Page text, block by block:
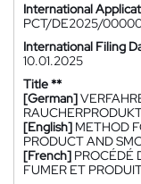
International
PCT/DE2025/
International Filing
10.01.2025
Title **
[German]
[English] METHOD
PRODUCT AND
[French] PROCÉDÉ
FUMER ET